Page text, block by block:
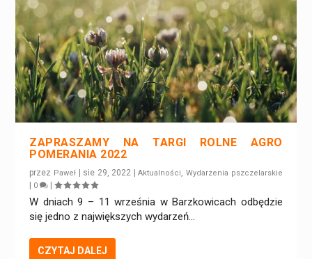
ZAPRASZAMY NA TARGI ROLNE AGRO
POMERANIA 2022
przez Paweł| sie 29, 2022 |Aktualności,Wydarzenia pszczelarskie
0 |
W dniach 9 – 11 września w Barzkowicach odbędzie
się jedno z największych wydarzeń...
CZYTAJ DALEJ